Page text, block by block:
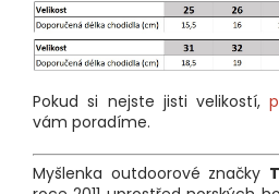
Pokud si nejste jisti velikostí,
vám poradíme.
Myšlenka outdoorové značky